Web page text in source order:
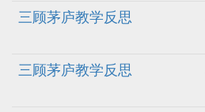
三顾茅庐教学反思
三顾茅庐教学反思